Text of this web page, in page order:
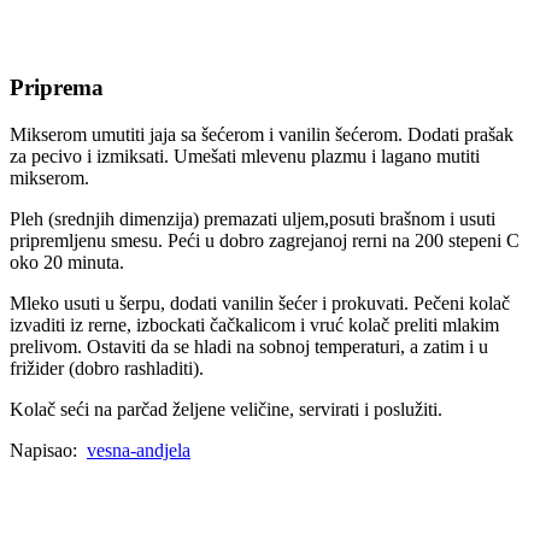
Priprema
Mikserom umutiti jaja sa šećerom i vanilin šećerom. Dodati prašak
za pecivo i izmiksati. Umešati mlevenu plazmu i lagano mutiti
mikserom.
Pleh (srednjih dimenzija) premazati uljem,posuti brašnom i usuti
pripremljenu smesu. Peći u dobro zagrejanoj rerni na 200 stepeni C
oko 20 minuta.
Mleko usuti u šerpu, dodati vanilin šećer i prokuvati. Pečeni kolač
izvaditi iz rerne, izbockati čačkalicom i vruć kolač preliti mlakim
prelivom. Ostaviti da se hladi na sobnoj temperaturi, a zatim i u
frižider (dobro rashladiti).
Kolač seći na parčad željene veličine, servirati i poslužiti.
Napisao: vesna-andjela